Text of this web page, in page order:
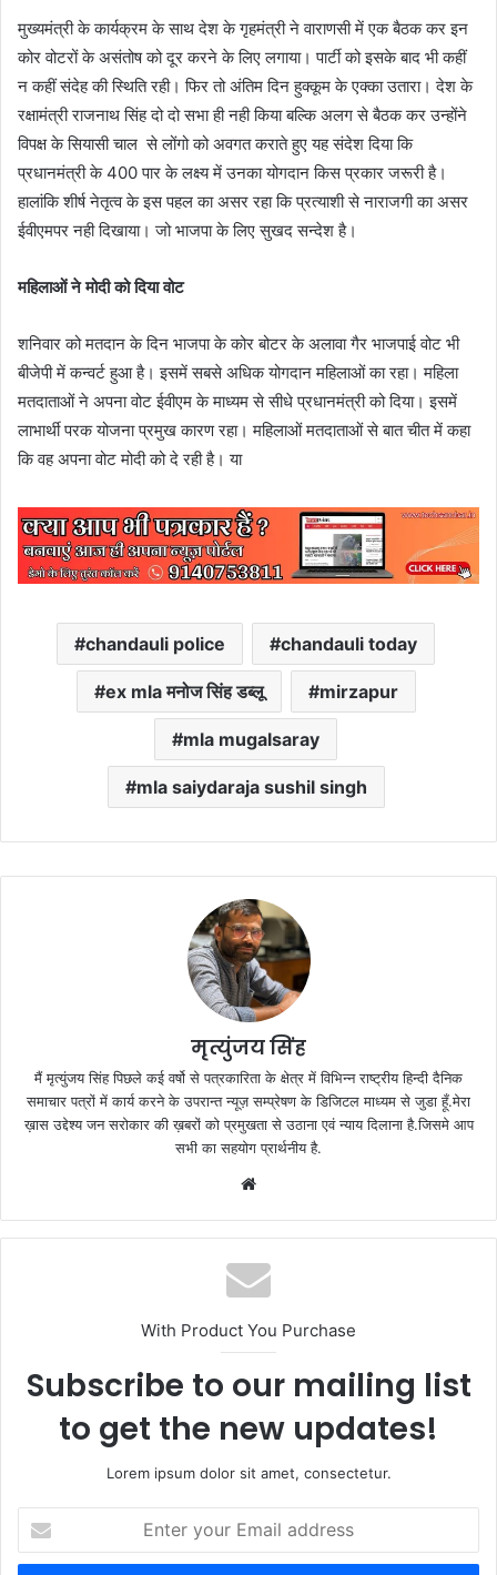
मुख्यमंत्री के कार्यक्रम के साथ देश के गृहमंत्री ने वाराणसी में एक बैठक कर इन
कोर वोटरों के असंतोष को दूर करने के लिए लगाया। पार्टी को इसके बाद भी कहीं
न कहीं संदेह की स्थिति रही। फिर तो अंतिम दिन हुक्कूम के एक्का उतारा। देश के
रक्षामंत्री राजनाथ सिंह दो दो सभा ही नही किया बल्कि अलग से बैठक कर उन्होंने
विपक्ष के सियासी चाल से लोंगो को अवगत कराते हुए यह संदेश दिया कि
प्रधानमंत्री के 400 पार के लक्ष्य में उनका योगदान किस प्रकार जरूरी है।
हालांकि शीर्ष नेतृत्व के इस पहल का असर रहा कि प्रत्याशी से नाराजगी का असर
ईवीएमपर नही दिखाया। जो भाजपा के लिए सुखद सन्देश है।
महिलाओं ने मोदी को दिया वोट
शनिवार को मतदान के दिन भाजपा के कोर बोटर के अलावा गैर भाजपाई वोट भी
बीजेपी में कन्वर्ट हुआ है। इसमें सबसे अधिक योगदान महिलाओं का रहा। महिला
मतदाताओं ने अपना वोट ईवीएम के माध्यम से सीधे प्रधानमंत्री को दिया। इसमें
लाभार्थी परक योजना प्रमुख कारण रहा। महिलाओं मतदाताओं से बात चीत में कहा
कि वह अपना वोट मोदी को दे रही है। या
chandauli police chandauli today
ex mla मनोज सिंह डब्लू mirzapur
mla mugalsaray
mla saiydaraja sushil singh
मृत्युंजय सिंह
मैं मृत्युंजय सिंह पिछले कई वर्षो से पत्रकारिता के क्षेत्र में विभिन्न राष्ट्रीय हिन्दी दैनिक
समाचार पत्रों में कार्य करने के उपरान्त न्यूज़ सम्प्रेषण के डिजिटल माध्यम से जुडा हूँ.मेरा
ख़ास उद्देश्य जन सरोकार की ख़बरों को प्रमुखता से उठाना एवं न्याय दिलाना है.जिसमे आप
सभी का सहयोग प्रार्थनीय है.
With Product You Purchase
Subscribe to our mailing list
to get the new updates!
Lorem ipsum dolor sit amet, consectetur.
your
Email